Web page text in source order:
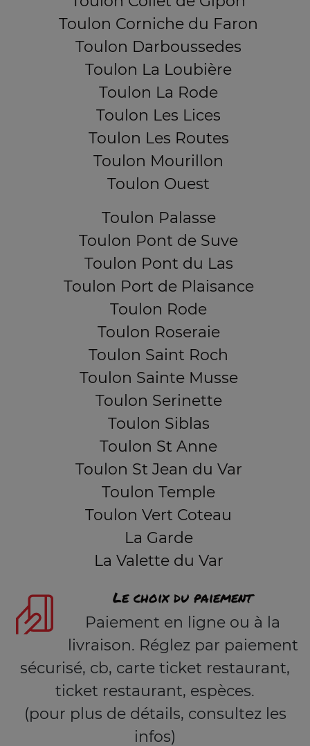
Toulon Corniche du Faron
Toulon Darboussedes
Toulon La Loubière
Toulon La Rode
Toulon Les Lices
Toulon Les Routes
Toulon Mourillon
Toulon Ouest
Toulon Palasse
Toulon Pont de Suve
Toulon Pont du Las
Toulon Port de Plaisance
Toulon Rode
Toulon Roseraie
Toulon Saint Roch
Toulon Sainte Musse
Toulon Serinette
Toulon Siblas
Toulon St Anne
Toulon St Jean du Var
Toulon Temple
Toulon Vert Coteau
La Garde
La Valette du Var
Le choix du paiement
Paiement en ligne ou à la
livraison. Réglez par paiement
sécurisé, cb, carte ticket restaurant,
ticket restaurant, espèces.
(pour plus de détails, consultez les
infos)